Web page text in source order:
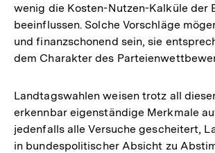
wenig die Kosten-Nutzen-Kalküle der
beeinflussen. Solche Vorschläge
und finanzschonend sein, sie
dem Charakter des
Landtagswahlen weisen trotz all
erkennbar eigenständige Merkmale
jedenfalls alle Versuche gescheitert,
in bundespolitischer Absicht zu